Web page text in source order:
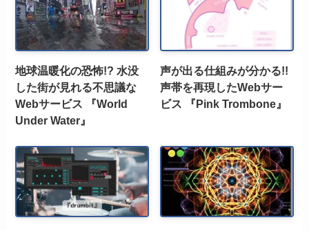
地球温暖化の恐怖!? 水没
した街が見れる不思議な
Webサービス 『World
Under Water』
声が出る仕組みが分かる!!
声帯を再現したWebサー
ビス 『Pink Trombone』